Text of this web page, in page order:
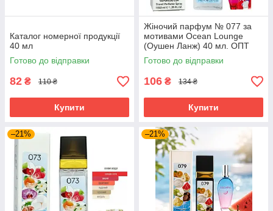
Каталог номерної продукції
40 мл
Готово до відправки
82 ₴ 110 ₴
Купити
Жіночий парфум № 077 за
мотивами Ocean Lounge
(Оушен Ланж) 40 мл. ОПТ
Готово до відправки
106 ₴ 134 ₴
Купити
–21% –21%